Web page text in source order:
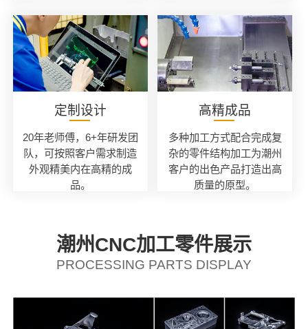
定制设计
20年老师傅，6+年研发团
队，可按照客户需求制造
外观精美内在高精的成
品。
高精成品
多种加工方式配合完成复
杂的零件结构加工为潮州
客户的出色产品打造出高
质量的原型。
潮州CNC加工零件展示
PROCESSING PARTS DISPLAY